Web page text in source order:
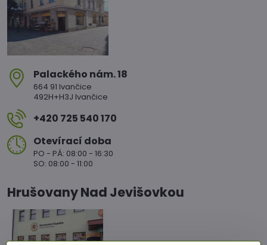
Palackého nám​. 18
664 91 Ivančice
492H+H3J Ivančice
+420 725 540 170
Otevírací doba
PO - PÁ: 08:00 - 16:30
SO: 08:00 - 11:00
Hrušovany Nad Jevišovkou